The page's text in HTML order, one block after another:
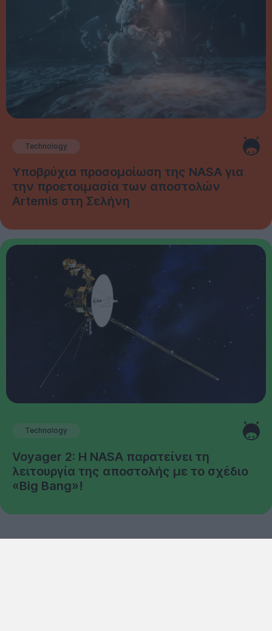
Technology
Υποβρύχια προσομοίωση της NASA για
την προετοιμασία των αποστολών
Artemis στη Σελήνη
Technology
Voyager 2: Η NASA παρατείνει τη
λειτουργία της αποστολής με το σχέδιο
«Big Bang»!